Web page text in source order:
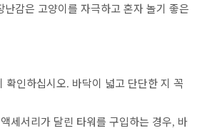
난감은 고양이를 자극하고 혼자 놀기 좋은
확인하십시오. 바닥이 넓고 단단한 지 꼭
세서리가 달린 타워를 구입하는 경우, 바